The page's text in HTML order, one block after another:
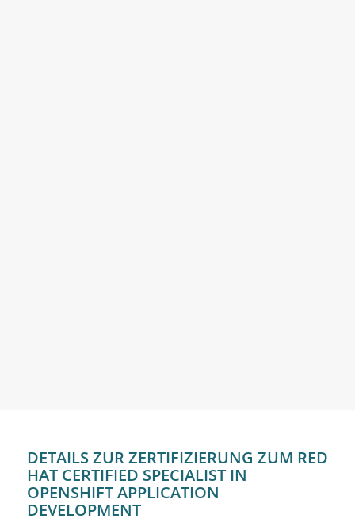
DETAILS ZUR ZERTIFIZIERUNG ZUM RED
HAT CERTIFIED SPECIALIST IN
OPENSHIFT APPLICATION
DEVELOPMENT